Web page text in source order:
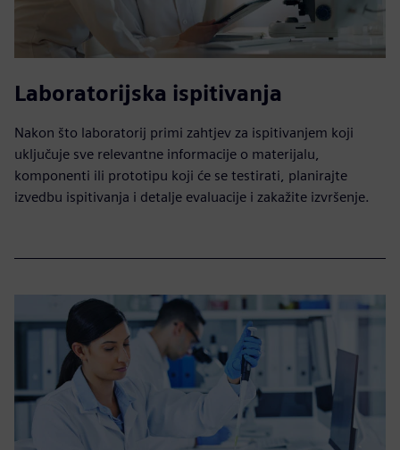
Laboratorijska ispitivanja
Nakon što laboratorij primi zahtjev za ispitivanjem koji
uključuje sve relevantne informacije o materijalu,
komponenti ili prototipu koji će se testirati, planirajte
izvedbu ispitivanja i detalje evaluacije i zakažite izvršenje.